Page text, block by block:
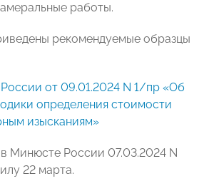
работы.
рекомендуемые образцы
от 09.01.2024 N 1/пр «Об
определения стоимости
изысканиям»
Минюсте России 07.03.2024 N
22 марта.